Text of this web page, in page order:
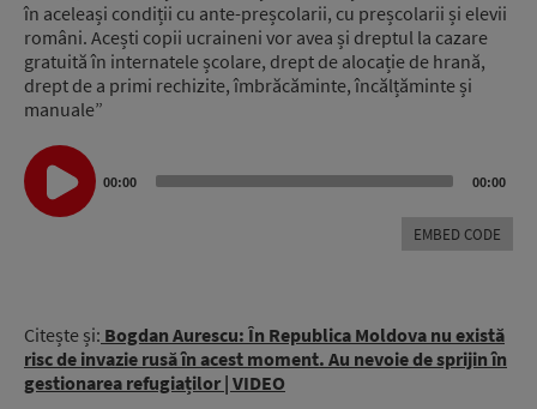
în aceleași condiții cu ante-preșcolarii, cu preșcolarii și elevii
români. Acești copii ucraineni vor avea și dreptul la cazare
gratuită în internatele școlare, drept de alocație de hrană,
drept de a primi rechizite, îmbrăcăminte, încălțăminte și
manuale”
Audio
Player
00:00 00:00
EMBED CODE
Citește și: Bogdan Aurescu: În Republica Moldova nu există
risc de invazie rusă în acest moment. Au nevoie de sprijin în
gestionarea refugiaților | VIDEO